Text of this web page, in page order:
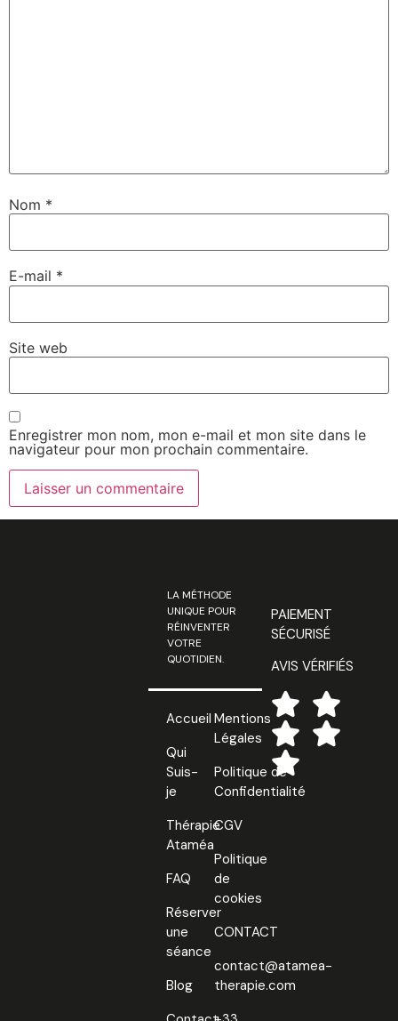
Nom *
E-mail *
Site web
Enregistrer mon nom, mon e-mail et mon site dans le
navigateur pour mon prochain commentaire.
LA MÉTHODE
UNIQUE POUR
RÉINVENTER
VOTRE
QUOTIDIEN.
Accueil
Qui
Suis-
je
Thérapie
Ataméa
FAQ
Réserver
une
séance
Blog
Mentions
Légales
Politique de
Confidentialité
CGV
Politique
de
cookies
CONTACT
contact@atamea-
therapie.com
PAIEMENT
SÉCURISÉ
AVIS VÉRIFIÉS